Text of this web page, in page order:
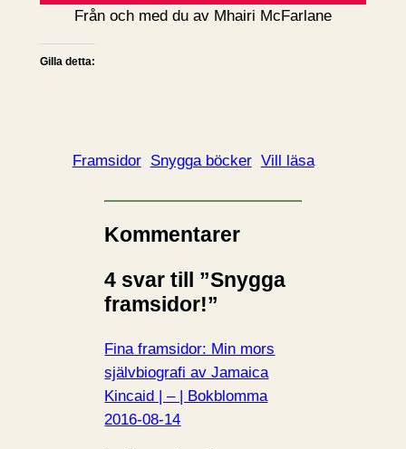
Från och med du av Mhairi McFarlane
Gilla detta:
Framsidor Snygga böcker Vill läsa
Kommentarer
4 svar till ”Snygga
framsidor!”
Fina framsidor: Min mors
självbiografi av Jamaica
Kincaid | – | Bokblomma
2016-08-14